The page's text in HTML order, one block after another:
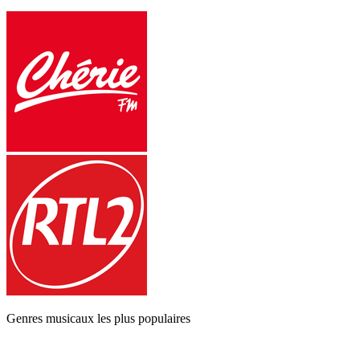
Genres musicaux les plus populaires